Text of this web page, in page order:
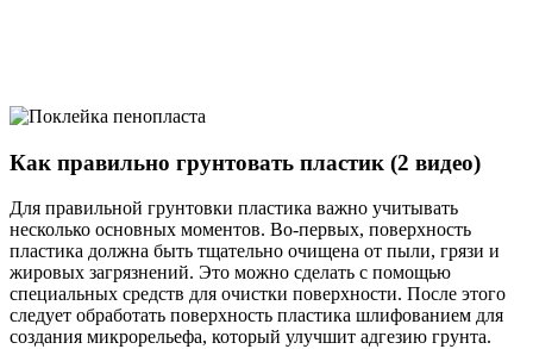
Как правильно грунтовать пластик (2 видео)
Для правильной грунтовки пластика важно учитывать
несколько основных моментов. Во-первых, поверхность
пластика должна быть тщательно очищена от пыли, грязи и
жировых загрязнений. Это можно сделать с помощью
специальных средств для очистки поверхности. После этого
следует обработать поверхность пластика шлифованием для
создания микрорельефа, который улучшит адгезию грунта.